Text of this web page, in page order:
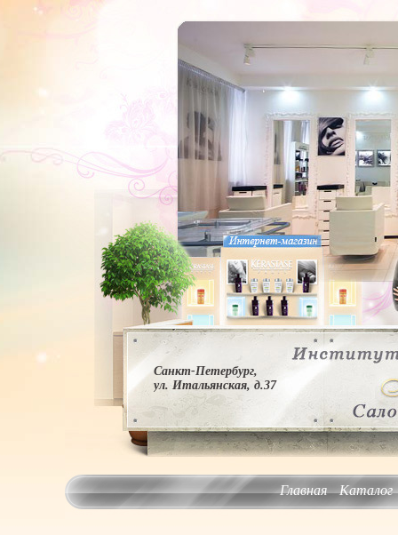
Санкт-Петербург,
ул. Итальянская, д.37
Главная Каталог